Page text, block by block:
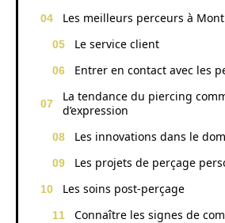
Les meilleurs perceurs à
Le service client
Entrer en contact avec les
La tendance du piercing
d’expression
Les innovations dans le
Les projets de perçage
Les soins post-perçage
Connaître les signes de